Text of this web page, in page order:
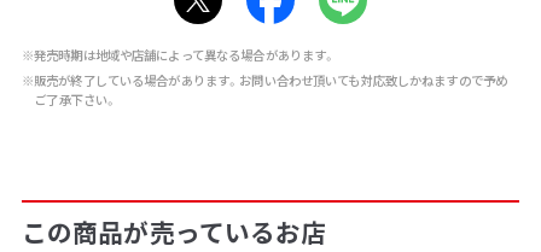
※発売時期は地域や店舗によって異なる場合があります。
※販売が終了している場合があります。お問い合わせ頂いても対応致しかねますので予め
ご了承下さい。
この商品が売っているお店